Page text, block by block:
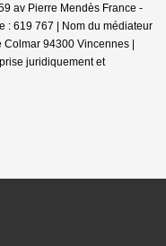
av Pierre Mendès France -
: 619 767 | Nom du médiateur
Colmar 94300 Vincennes |
juridiquement et